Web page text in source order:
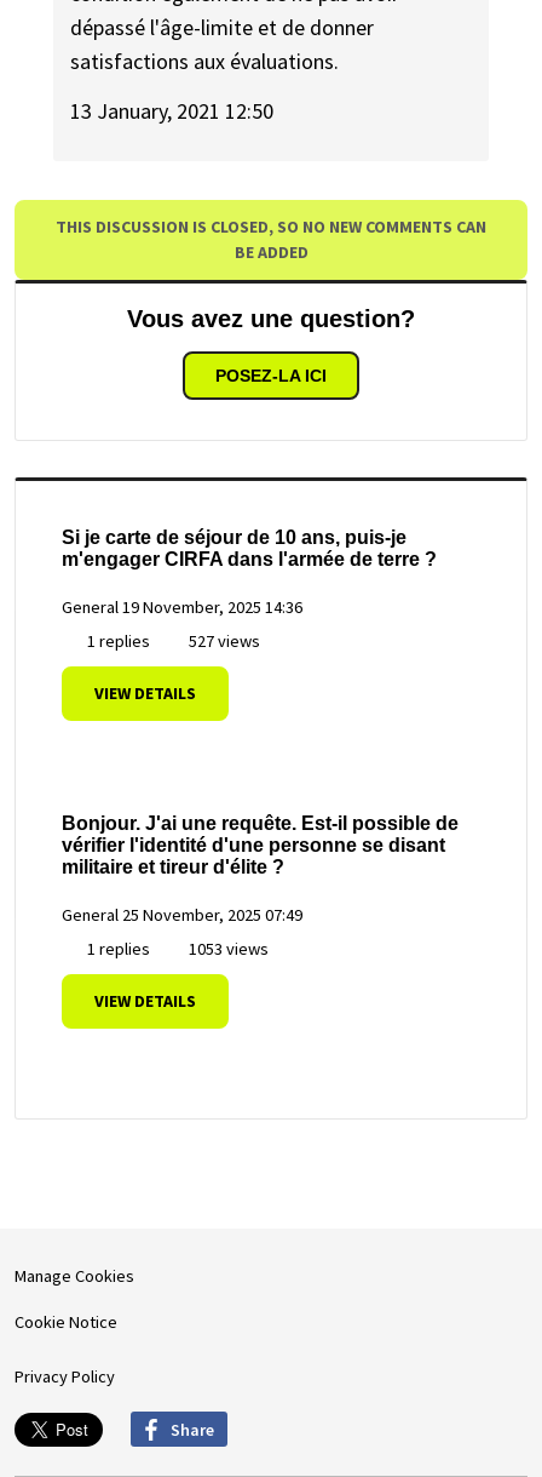
dépassé l'âge-limite et de donner
satisfactions aux évaluations.
13 January, 2021 12:50
THIS DISCUSSION IS CLOSED, SO NO NEW COMMENTS CAN
BE ADDED
Vous avez une question?
POSEZ-LA ICI
Si je carte de séjour de 10 ans, puis-je
m'engager CIRFA dans l'armée de terre ?
General19 November, 2025 14:36
1 replies
527 views
VIEW DETAILS
Bonjour. J'ai une requête. Est-il possible de
vérifier l'identité d'une personne se disant
militaire et tireur d'élite ?
General 25 November, 2025 07:49
1 replies
1053 views
VIEW DETAILS
Manage Cookies
Cookie Notice
Privacy Policy
Share